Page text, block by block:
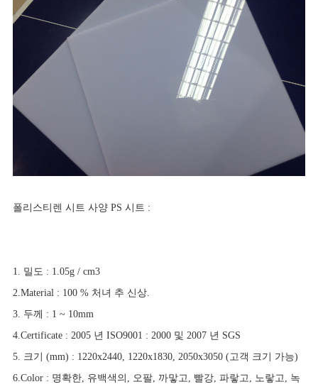
폴리스티렌 시트 사양 PS 시트 :
1. 밀도 : 1.05g / cm3
2.Material : 100 % 처녀 추 신상.
3. 두께 : 1 ~ 10mm
4.Certificate : 2005 년 ISO9001 : 2000 및 2007 년 SGS
5. 크기 (mm) : 1220x2440, 1220x1830, 2050x3050 (고객 크기 가능)
6.Color : 명확한, 유백색의, 오팔, 까맣고, 빨강, 파랗고, 노랗고, 녹